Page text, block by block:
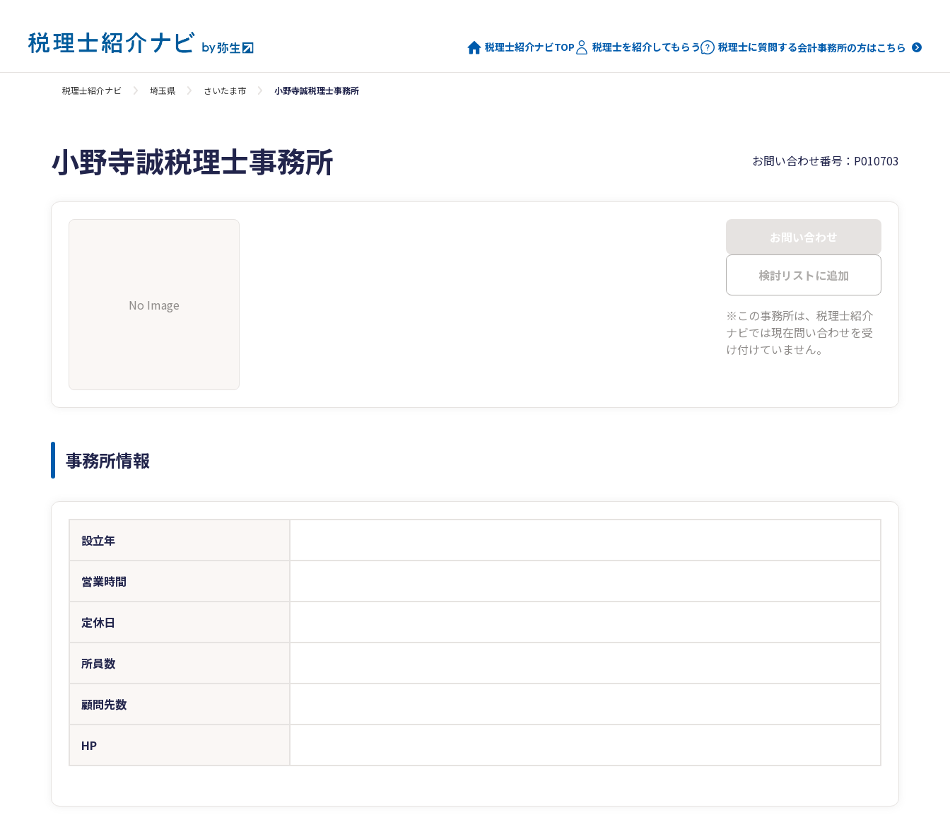
税理士紹介ナビTOP 税理士を紹介してもらう 税理士に質問する会計事務所の方はこちら
税理士紹介ナビ 埼玉県 さいたま市 小野寺誠税理士事務所
小野寺誠税理士事務所 お問い合わせ番号：P010703
No Image
お問い合わせ
検討リストに追加
※この事務所は、税理士紹介
ナビでは現在問い合わせを受
け付けていません。
事務所情報
設立年
営業時間
定休日
所員数
顧問先数
HP